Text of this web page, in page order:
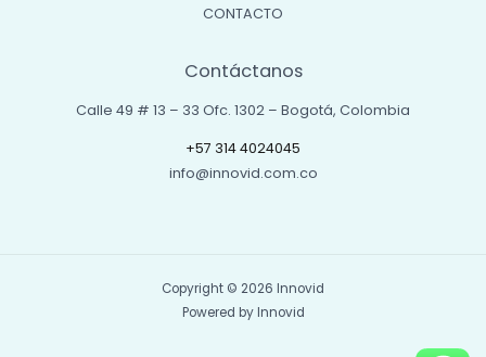
CONTACTO
Contáctanos
Calle 49 # 13 – 33 Ofc. 1302 – Bogotá, Colombia
+57 314 4024045
info@innovid.com.co
Copyright © 2026 Innovid
Powered by Innovid